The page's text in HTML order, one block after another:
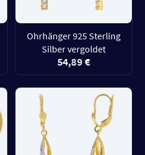
Ohrhänger 925 Sterling
Silber vergoldet
54,89 €